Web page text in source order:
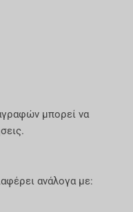
μπορεί να
ανάλογα με: